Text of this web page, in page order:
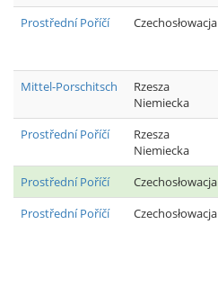
Prostřední Poříčí
Czechosłowacja
Mittel-Porschitsch
Rzesza
Niemiecka
Prostřední Poříčí
Rzesza
Niemiecka
Prostřední Poříčí Czechosłowacja
Prostřední Poříčí
Czechosłowacja